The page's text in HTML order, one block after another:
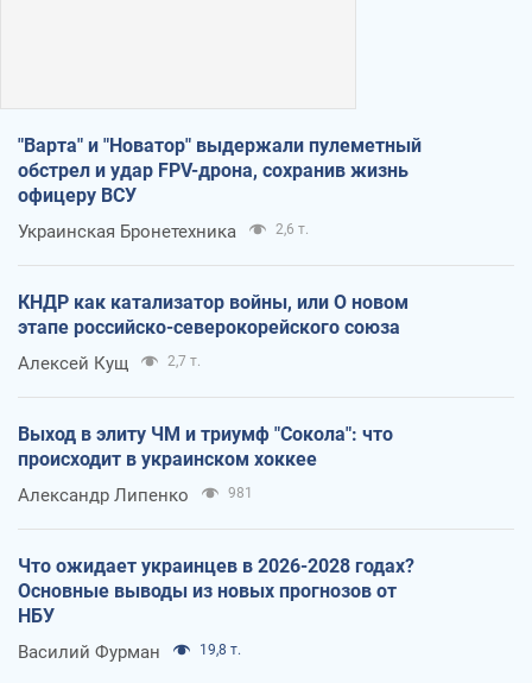
"Варта" и "Новатор" выдержали пулеметный
обстрел и удар FPV-дрона, сохранив жизнь
офицеру ВСУ
Украинская Бронетехника 2,6 т.
КНДР как катализатор войны, или О новом
этапе российско-северокорейского союза
Алексей Кущ 2,7 т.
Выход в элиту ЧМ и триумф "Сокола": что
происходит в украинском хоккее
Александр Липенко 981
Что ожидает украинцев в 2026-2028 годах?
Основные выводы из новых прогнозов от
НБУ
Василий Фурман 19,8 т.